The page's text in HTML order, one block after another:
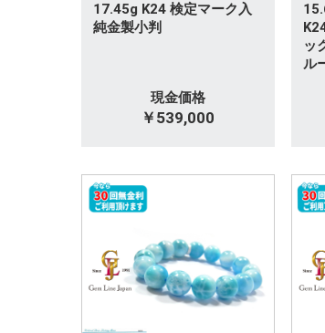
17.45g K24 検定マーク入
純金製小判
現金価格
￥539,000
ッ
ル